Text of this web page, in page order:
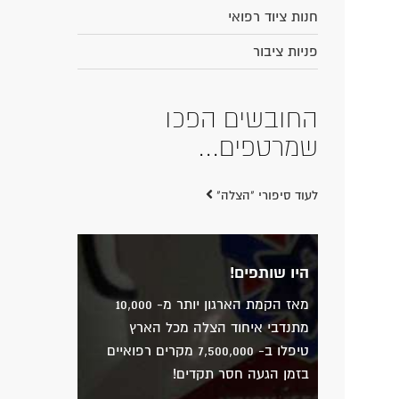
חנות ציוד רפואי
פניות ציבור
החובשים הפכו
שמרטפים...
לעוד סיפורי "הצלה"
היו שותפים!
מאז הקמת הארגון יותר מ- 10,000
מתנדבי איחוד הצלה מכל הארץ
טיפלו ב- 7,500,000 מקרים רפואיים
בזמן הגעה חסר תקדים!